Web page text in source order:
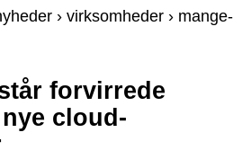
› virksomheder › mange-
forvirrede
cloud-